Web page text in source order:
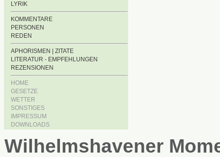
LYRIK
KOMMENTARE
PERSONEN
REDEN
APHORISMEN | ZITATE
LITERATUR - EMPFEHLUNGEN
REZENSIONEN
HOME
GESETZE
WETTER
SONSTIGES
IMPRESSUM
DOWNLOADS
Wilhelmshavener